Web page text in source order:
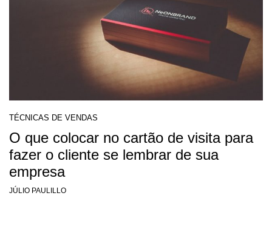
TÉCNICAS DE VENDAS
O que colocar no cartão de visita para
fazer o cliente se lembrar de sua
empresa
JÚLIO PAULILLO